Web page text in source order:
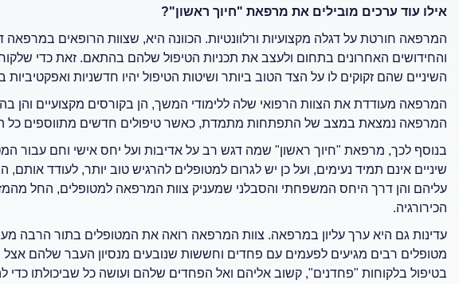
אילו עוד ערכים מובילים את מרפאת "חיוך ראשון"?
המרפאה חורטת על דגלה מקצועיות ורלוונטיות. הכוונה היא, שצוות הרופאים במרפאה
והחידושים האחרונים בתחום ולעצב את תכניות הטיפול שלהם בהתאם. זאת כדי
השיניים שהם זקוקים לו על הצד הטוב ביותר ושיטות הטיפול יהיו חדשניות ואפקטיביות
המרפאה מעודדת את הצוות הרפואי שלה ללימודי המשך, הן בקורסים מקצועיים והן
המרפאה נמצאת במצב של התפתחות מתמדת, כאשר טיפולים חדשים מתווספים כל
בנוסף לכך, מרפאת "חיוך ראשון" שמה דגש רב על אדיבות ועל יחס אישי וחם עבור
שיניים אינם תמיד נעימים, ועל כן יש לגרום למטופלים להרגיש טוב יותר, לעודד
עליהם והן דרך היחס המשפחתי והסבלני שמעניק צוות המרפאה למטופלים, החל
הכירורגיה.
עדינות גם היא ערך עליון במרפאה. צוות המרפאה רואה את המטופלים בתור הרבה
מטופלים רבים מגיעים לפעמים עם פחדים וחששות שנובעים מנסיון העבר שלהם
בטיפול בלקוחות "פחדנים", קשוב אליהם ואל הפחדים שלהם ועושה כל שביכולתו כדי